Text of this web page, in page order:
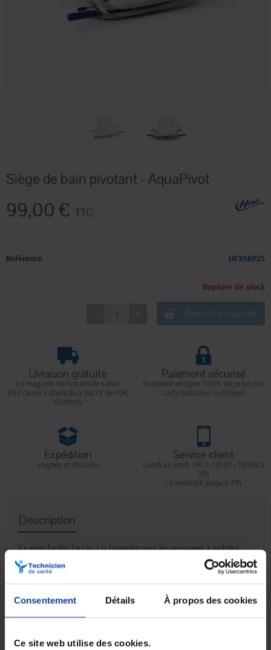
Consentement Détails À propos des cookies
Ce site web utilise des cookies.
Siège de bain pivotant - AquaPivot
99,00 € TTC
Référence HEXSBP25
Rupture de stock
Ajouter au panier
Livraison gratuite
En magasin Technicien de santé
En France à domicile à partir de 99€
d'achats
Paiement sécurisé
Paiement en ligne 100% sécurisé par
carte bancaire ou Paypal
Expédition
soignée et discrète
Service client
Lundi au jeudi : 9h à 12h30 - 13h30 à
18h
Le vendredi jusqu'à 17h
Description
Ce siège facilite l’accès à la baignoire pour les personnes à mobilité
réduite et s’adapte aux baignoires allant jusqu’à 700 mm de largeur.
Il pivote à 360° pour simplifier les transferts et est équipé
renforcent la sécurité de l’utilisateur.
•Dimensions de l’assise : 404 × 382 mm.